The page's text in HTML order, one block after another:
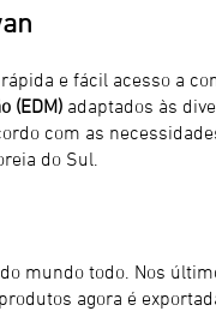
e fácil acesso a
(EDM) adaptados às
com as
do Sul.
mundo todo. Nos
agora é